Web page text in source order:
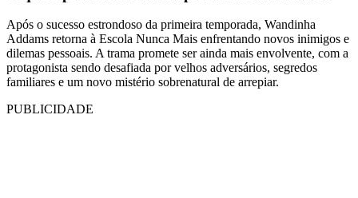
Após o sucesso estrondoso da primeira temporada, Wandinha
Addams retorna à Escola Nunca Mais enfrentando novos inimigos e
dilemas pessoais. A trama promete ser ainda mais envolvente, com a
protagonista sendo desafiada por velhos adversários, segredos
familiares e um novo mistério sobrenatural de arrepiar.
PUBLICIDADE